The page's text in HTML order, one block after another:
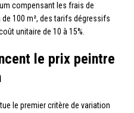
compensant les frais de
100 m², des tarifs dégressifs
unitaire de 10 à 15%.
le prix peintre
le premier critère de variation